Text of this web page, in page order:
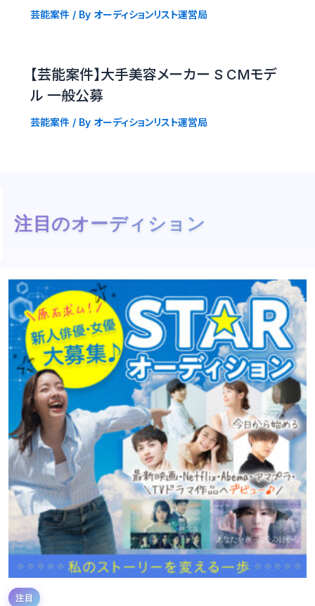
芸能案件/ By オーディションリスト運営局
【芸能案件】大手美容メーカー S CMモデ
ル 一般公募
芸能案件/ By オーディションリスト運営局
注目のオーディション
注目